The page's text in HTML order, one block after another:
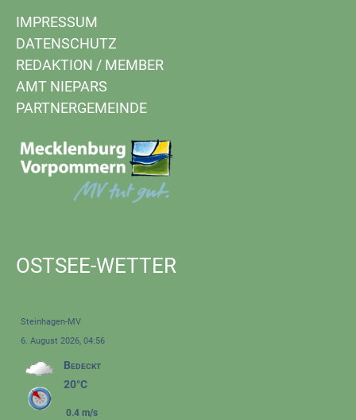
IMPRESSUM
DATENSCHUTZ
REDAKTION / MEMBER
AMT NIEPARS
PARTNERGEMEINDE
OSTSEE-WETTER
Steinhagen-MV
6. August 2026, 04:56
Bedeckt
20°C
0.4 m/s